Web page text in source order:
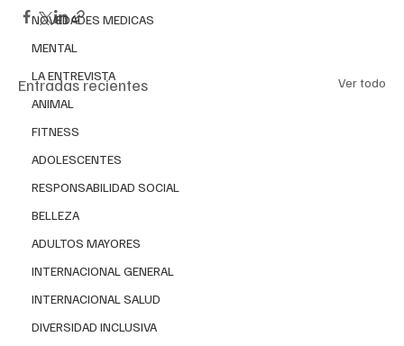
NOVEDADES MEDICAS
MENTAL
LA ENTREVISTA
ANIMAL
FITNESS
ADOLESCENTES
RESPONSABILIDAD SOCIAL
BELLEZA
ADULTOS MAYORES
INTERNACIONAL GENERAL
INTERNACIONAL SALUD
DIVERSIDAD INCLUSIVA
Entradas recientes Ver todo